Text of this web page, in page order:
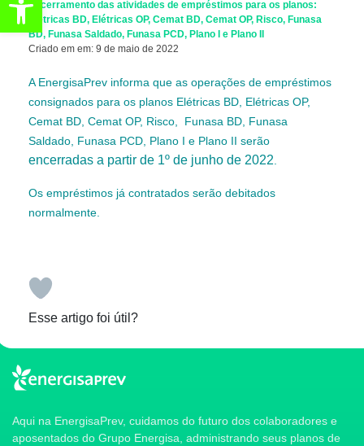
Encerramento das atividades de empréstimos para os planos:
Elétricas BD, Elétricas OP, Cemat BD, Cemat OP, Risco, Funasa
BD, Funasa Saldado, Funasa PCD, Plano I e Plano II
Criado em em: 9 de maio de 2022
A EnergisaPrev informa que as operações de empréstimos
consignados para os planos Elétricas BD, Elétricas OP,
Cemat BD, Cemat OP, Risco, Funasa BD, Funasa
Saldado, Funasa PCD, Plano I e Plano II serão
encerradas a partir de 1º de junho de 2022
Os empréstimos já contratados serão debitados
normalmente.
Esse artigo foi útil?
Aqui na EnergisaPrev, cuidamos do futuro dos colaboradores e
aposentados do Grupo Energisa, administrando seus planos de